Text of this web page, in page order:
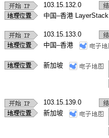
103.15.132.0
中国–香港 LayerStack
103.15.133.0
中国–香港
新加坡
103.15.139.0
新加坡